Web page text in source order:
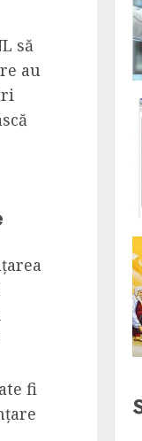
să
au
fi